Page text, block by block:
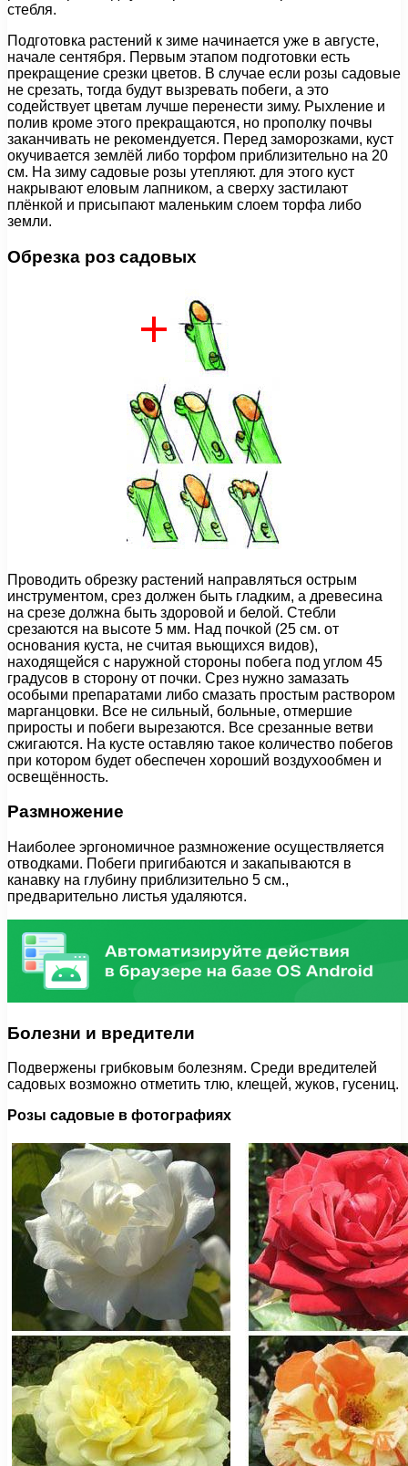
стебля.
Подготовка растений к зиме начинается уже в августе,
начале сентября. Первым этапом подготовки есть
прекращение срезки цветов. В случае если розы садовые
не срезать, тогда будут вызревать побеги, а это
содействует цветам лучше перенести зиму. Рыхление и
полив кроме этого прекращаются, но прополку почвы
заканчивать не рекомендуется. Перед заморозками, куст
окучивается землёй либо торфом приблизительно на 20
см. На зиму садовые розы утепляют. для этого куст
накрывают еловым лапником, а сверху застилают
плёнкой и присыпают маленьким слоем торфа либо
земли.
Обрезка роз садовых
Проводить обрезку растений направляться острым
инструментом, срез должен быть гладким, а древесина
на срезе должна быть здоровой и белой. Стебли
срезаются на высоте 5 мм. Над почкой (25 см. от
основания куста, не считая вьющихся видов),
находящейся с наружной стороны побега под углом 45
градусов в сторону от почки. Срез нужно замазать
особыми препаратами либо смазать простым раствором
марганцовки. Все не сильный, больные, отмершие
приросты и побеги вырезаются. Все срезанные ветви
сжигаются. На кусте оставляю такое количество побегов
при котором будет обеспечен хороший воздухообмен и
освещённость.
Размножение
Наиболее эргономичное размножение осуществляется
отводками. Побеги пригибаются и закапываются в
канавку на глубину приблизительно 5 см.,
предварительно листья удаляются.
Болезни и вредители
Подвержены грибковым болезням. Среди вредителей
садовых возможно отметить тлю, клещей, жуков, гусениц.
Розы садовые в фотографиях